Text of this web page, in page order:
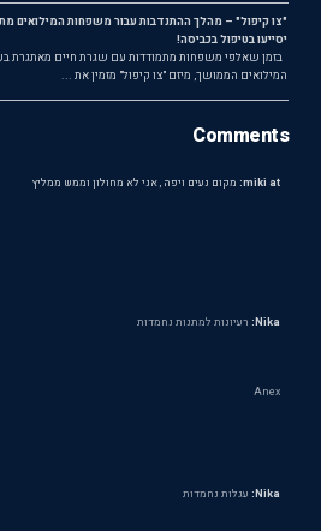
"צו קיפול" – מהלך ההתנדבות עבור משפחות המילואים
יסייעו בטיפול בכביסה!
בזמן שאלפי משפחות מתמודדות עם שגרת חיים מאתגרת
המילואים הממושך, מיזם "צו קיפול" מזמין את ...
Comments
miki at: מקום נעים ויפה , אני לא מחולון וממש ממליץ
Nika: רעיונות למתנות נחמדות
Anex
Nika: עגלות נחמדות